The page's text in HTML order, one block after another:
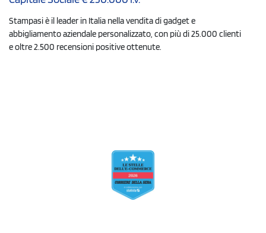
Stampasi è il leader in Italia nella vendita di gadget e
abbigliamento aziendale personalizzato, con più di 25.000 clienti
e oltre 2.500 recensioni positive ottenute.